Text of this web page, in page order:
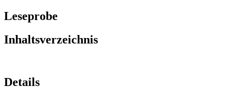
Leseprobe
Inhaltsverzeichnis
Details